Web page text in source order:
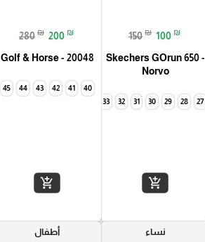
150 ₪ 100 ₪
Skechers GOrun 650 -
Norvo
27
28
29
30
31
32
33
add_shopping_cart
280 ₪ 200 ₪
Golf & Horse - 20048
40
41
42
43
44
45
add_shopping_cart
نساء أطفال